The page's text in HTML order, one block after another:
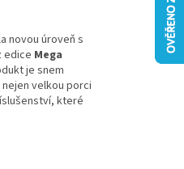
novou úroveň s
edice Mega
je snem
velkou porci
které